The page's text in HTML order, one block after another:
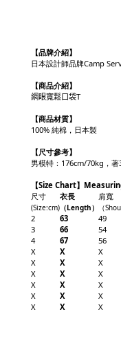
【品牌介紹】
日本設計師品牌Camp
【商品介紹】
網眼寬鬆口袋T
【商品材質】
100% 純棉，日本製
【尺寸參考】
男模特：176cm/70kg，著
【Size Chart】
尺寸
衣長 肩寬
(Size:cm) （Length） （
2
63 49
3
66 54
4
67 56
X
X X
X
X X
X
X X
X
X X
X
X X
X
X X